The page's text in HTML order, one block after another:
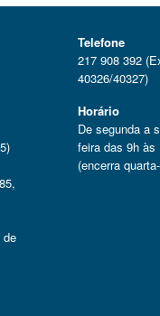
Telefone
217 908 392
40326/40327)
Horário
De segunda a
feira das 9h às
(encerra